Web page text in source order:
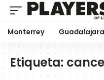
Monterrey Guadalajara
Etiqueta: